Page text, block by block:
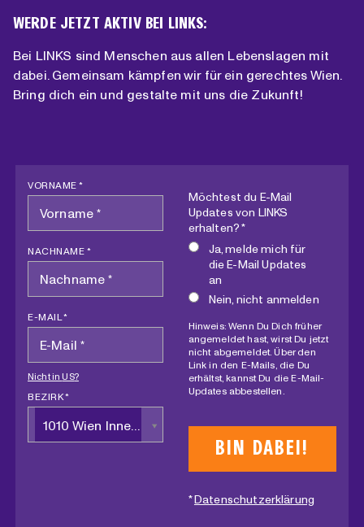
WERDE JETZT AKTIV BEI LINKS:
Bei LINKS sind Menschen aus allen Lebenslagen mit
dabei. Gemeinsam kämpfen wir für ein gerechtes Wien.
Bring dich ein und gestalte mit uns die Zukunft!
VORNAME *
NACHNAME *
E-MAIL *
Nicht inUS?
BEZIRK *
1010 Wien Innere Stadt
Möchtest du E-Mail
Updates von LINKS
erhalten? *
Ja, melde mich für
die E-Mail Updates
an
Nein, nicht anmelden
Hinweis: Wenn Du Dich früher
angemeldet hast, wirst Du jetzt
nicht abgemeldet. Über den
Link in den E-Mails, die Du
erhältst, kannst Du die E-Mail-
Updates abbestellen.
*Datenschutzerklärung